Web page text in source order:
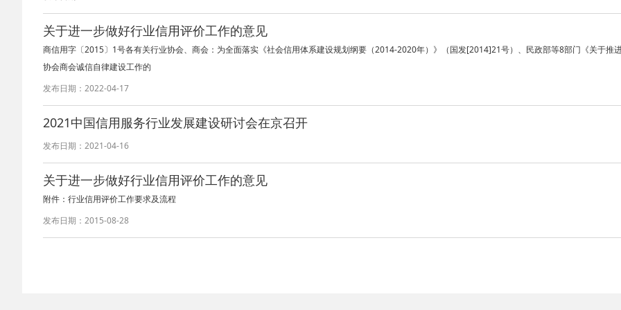
关于进一步做好行业信用评价工作的意见
商信用字〔2015〕1号各有关行业协会、商会：为全面落实《社会信用体系建设规划纲要（2014-2020年）》（国发[2014]21号）、民政部等8部门《关于推
协会商会诚信自律建设工作的
发布日期：2022-04-17
2021中国信用服务行业发展建设研讨会在京召开
发布日期：2021-04-16
关于进一步做好行业信用评价工作的意见
附件：行业信用评价工作要求及流程
发布日期：2015-08-28